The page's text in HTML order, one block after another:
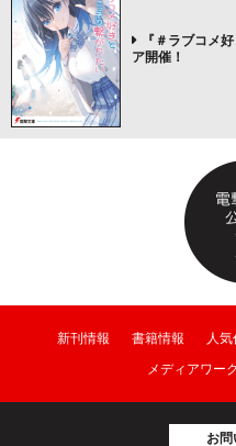
『＃ラブコメ
ア開催！
新刊情報 書籍情報 人
メディアワー
お